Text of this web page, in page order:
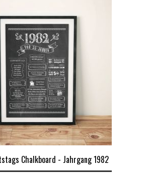
Chalkboard - Jahrgang 1982